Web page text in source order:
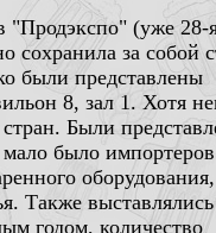
"Продэкспо" (уже 28-
сохранила за собой
были представлены
8, зал 1. Хотя
Были
было
Также выставлялись
годом, количество